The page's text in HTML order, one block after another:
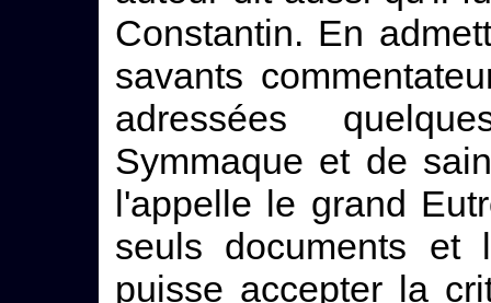
Constantin. En
savants
adressées
Symmaque et de
l'appelle le grand
seuls documents et
puisse accepter la